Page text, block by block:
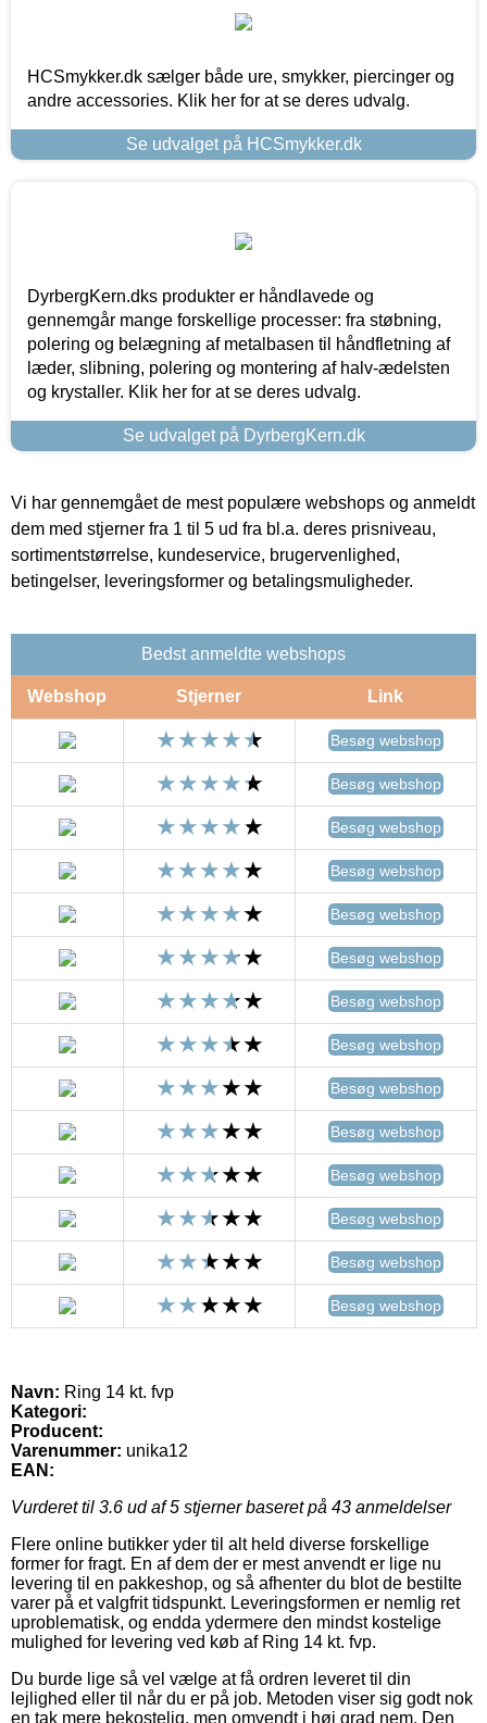
HCSmykker.dk sælger både ure, smykker, piercinger og
andre accessories. Klik her for at se deres udvalg.
Se udvalget på HCSmykker.dk
DyrbergKern.dks produkter er håndlavede og
gennemgår mange forskellige processer: fra støbning,
polering og belægning af metalbasen til håndfletning af
læder, slibning, polering og montering af halv-ædelsten
og krystaller. Klik her for at se deres udvalg.
Se udvalget på DyrbergKern.dk
Vi har gennemgået de mest populære webshops og anmeldt
dem med stjerner fra 1 til 5 ud fra bl.a. deres prisniveau,
sortimentstørrelse, kundeservice, brugervenlighed,
betingelser, leveringsformer og betalingsmuligheder.
Bedst anmeldte webshops
Webshop Stjerner Link
Besøg webshop
Besøg webshop
Besøg webshop
Besøg webshop
Besøg webshop
Besøg webshop
Besøg webshop
Besøg webshop
Besøg webshop
Besøg webshop
Besøg webshop
Besøg webshop
Besøg webshop
Besøg webshop
Navn: Ring 14 kt. fvp
Kategori:
Producent:
Varenummer: unika12
EAN:
Vurderet til 3.6 ud af 5 stjerner baseret på 43 anmeldelser
Flere online butikker yder til alt held diverse forskellige
former for fragt. En af dem der er mest anvendt er lige nu
levering til en pakkeshop, og så afhenter du blot de bestilte
varer på et valgfrit tidspunkt. Leveringsformen er nemlig ret
uproblematisk, og endda ydermere den mindst kostelige
mulighed for levering ved køb af Ring 14 kt. fvp.
Du burde lige så vel vælge at få ordren leveret til din
lejlighed eller til når du er på job. Metoden viser sig godt nok
en tak mere bekostelig, men omvendt i høj grad nem. Den